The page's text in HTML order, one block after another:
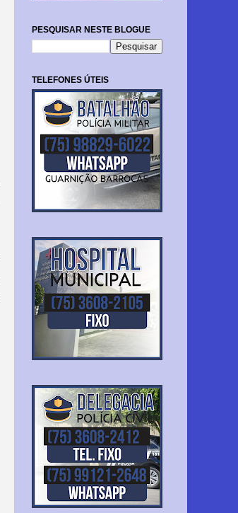
PESQUISAR NESTE BLOGUE
TELEFONES ÚTEIS